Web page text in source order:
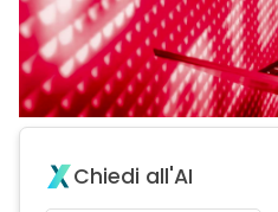
Chiedi all'AI